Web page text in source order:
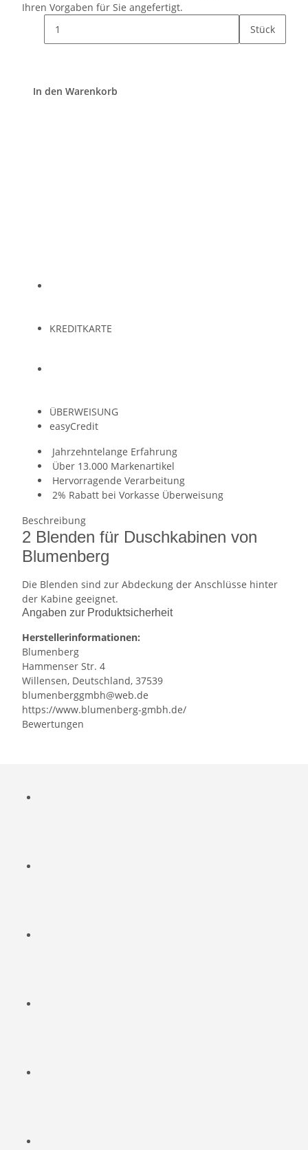
Ihren Vorgaben für Sie angefertigt.
Stück
In den Warenkorb
KREDITKARTE
ÜBERWEISUNG
easyCredit
Jahrzehntelange Erfahrung
Über 13.000 Markenartikel
Hervorragende Verarbeitung
2% Rabatt bei Vorkasse Überweisung
Beschreibung
2 Blenden für Duschkabinen von
Blumenberg
Die Blenden sind zur Abdeckung der Anschlüsse hinter
der Kabine geeignet.
Angaben zur Produktsicherheit
Herstellerinformationen:
Blumenberg
Hammenser Str. 4
Willensen, Deutschland, 37539
blumenberggmbh@web.de
https://www.blumenberg-gmbh.de/
Bewertungen